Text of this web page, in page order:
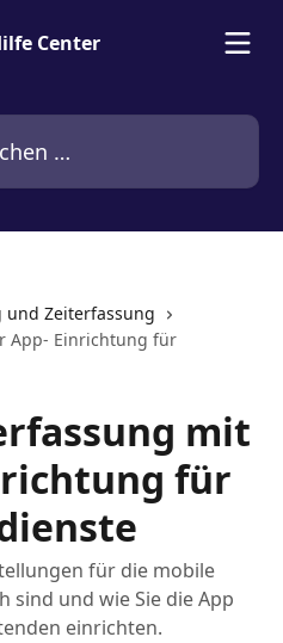
und Zeiterfassung
App- Einrichtung für
mit
für
für die mobile
und wie Sie die App
einrichten.